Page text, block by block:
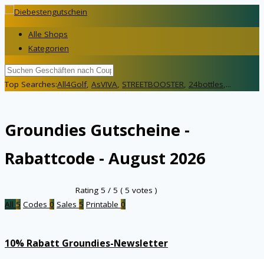
Alle Shops
Kategorien
Top Searches:All4Golf, AsVIVA, STREETBOOSTER, 24bottles,...
Groundies Gutscheine -
Rabattcode - August 2026
Rating 5 / 5 ( 5 votes )
All 5 Codes 0 Sales 5 Printable 0
10% Rabatt Groundies-Newsletter